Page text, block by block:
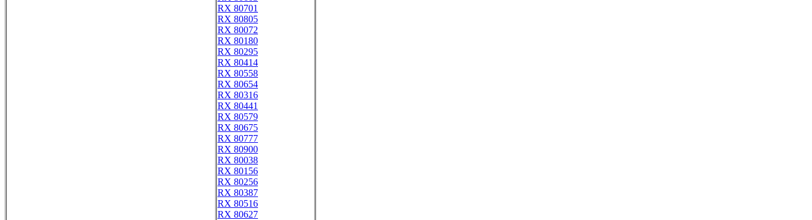
RX 80701
RX 80805
RX 80072
RX 80180
RX 80295
RX 80414
RX 80558
RX 80654
RX 80316
RX 80441
RX 80579
RX 80675
RX 80777
RX 80900
RX 80038
RX 80156
RX 80256
RX 80387
RX 80516
RX 80627